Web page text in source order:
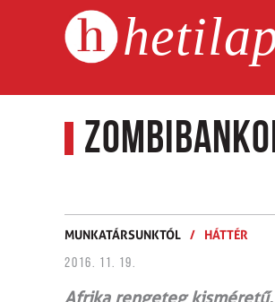
MUNKATÁRSUNKTÓL / HÁTTÉR
2016. 11. 19.